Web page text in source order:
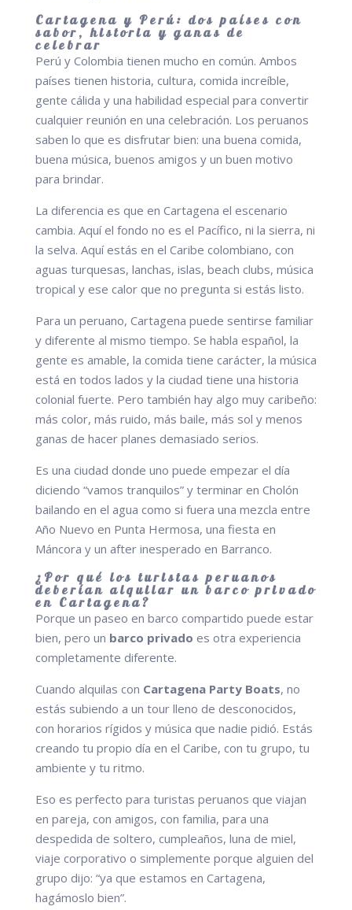
Cartagena y Perú: dos países con
sabor, historia y ganas de
celebrar
Perú y Colombia tienen mucho en común. Ambos
países tienen historia, cultura, comida increíble,
gente cálida y una habilidad especial para convertir
cualquier reunión en una celebración. Los peruanos
saben lo que es disfrutar bien: una buena comida,
buena música, buenos amigos y un buen motivo
para brindar.
La diferencia es que en Cartagena el escenario
cambia. Aquí el fondo no es el Pacífico, ni la sierra, ni
la selva. Aquí estás en el Caribe colombiano, con
aguas turquesas, lanchas, islas, beach clubs, música
tropical y ese calor que no pregunta si estás listo.
Para un peruano, Cartagena puede sentirse familiar
y diferente al mismo tiempo. Se habla español, la
gente es amable, la comida tiene carácter, la música
está en todos lados y la ciudad tiene una historia
colonial fuerte. Pero también hay algo muy caribeño:
más color, más ruido, más baile, más sol y menos
ganas de hacer planes demasiado serios.
Es una ciudad donde uno puede empezar el día
diciendo “vamos tranquilos” y terminar en Cholón
bailando en el agua como si fuera una mezcla entre
Año Nuevo en Punta Hermosa, una fiesta en
Máncora y un after inesperado en Barranco.
¿Por qué los turistas peruanos
deberían alquilar un barco privado
en Cartagena?
Porque un paseo en barco compartido puede estar
bien, pero un barco privado es otra experiencia
completamente diferente.
Cuando alquilas con Cartagena Party Boats, no
estás subiendo a un tour lleno de desconocidos,
con horarios rígidos y música que nadie pidió. Estás
creando tu propio día en el Caribe, con tu grupo, tu
ambiente y tu ritmo.
Eso es perfecto para turistas peruanos que viajan
en pareja, con amigos, con familia, para una
despedida de soltero, cumpleaños, luna de miel,
viaje corporativo o simplemente porque alguien del
grupo dijo: “ya que estamos en Cartagena,
hagámoslo bien”.